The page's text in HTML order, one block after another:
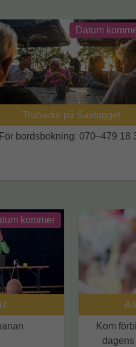
Datum
Trubadur på Saxtugget
För bordsbokning: 070–479 18
kommer
Kom